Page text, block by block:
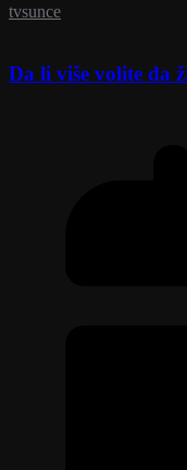
tvsunce
Da li više volite da